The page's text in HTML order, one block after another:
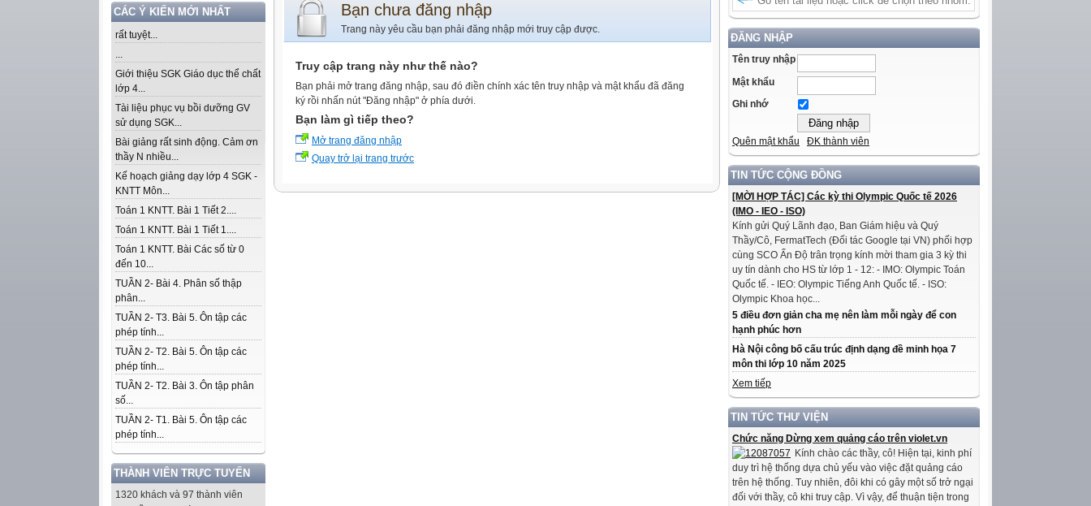
CÁC Ý KIẾN MỚI NHẤT
rất tuyệt...
...
Giới thiệu SGK Giáo dục thể chất
lớp 4...
Tài liệu phục vụ bồi dưỡng GV
sử dụng SGK...
Bài giảng rất sinh động. Cảm ơn
thầy N nhiều...
Kế hoạch giảng dạy lớp 4 SGK -
KNTT Môn...
Toán 1 KNTT. Bài 1 Tiết 2....
Toán 1 KNTT. Bài 1 Tiết 1....
Toán 1 KNTT. Bài Các số từ 0
đến 10...
TUẦN 2- Bài 4. Phân số thập
phân...
TUẦN 2- T3. Bài 5. Ôn tập các
phép tính...
TUẦN 2- T2. Bài 5. Ôn tập các
phép tính...
TUẦN 2- T2. Bài 3. Ôn tập phân
số...
TUẦN 2- T1. Bài 5. Ôn tập các
phép tính...
THÀNH VIÊN TRỰC TUYẾN
1320 khách và 97 thành viên
ĐĂNG NHẬP
Tên truy nhập
Mật khẩu
Ghi nhớ
Quên mật khẩu ĐK thành viên
TIN TỨC CỘNG ĐỒNG
[MỜI HỢP TÁC] Các kỳ thi Olympic Quốc tế 2026
(IMO - IEO - ISO)
Kính gửi Quý Lãnh đạo, Ban Giám hiệu và Quý
Thầy/Cô, FermatTech (Đối tác Google tại VN) phối hợp
cùng SCO Ấn Độ trân trọng kính mời tham gia 3 kỳ thi
uy tín dành cho HS từ lớp 1 - 12: - IMO: Olympic Toán
Quốc tế. - IEO: Olympic Tiếng Anh Quốc tế. - ISO:
Olympic Khoa học...
5 điều đơn giản cha mẹ nên làm mỗi ngày để con
hạnh phúc hơn
Hà Nội công bố cấu trúc định dạng đề minh họa 7
môn thi lớp 10 năm 2025
Xem tiếp
TIN TỨC THƯ VIỆN
Chức năng Dừng xem quảng cáo trên violet.vn
Kính chào các thầy, cô! Hiện tại, kinh phí
duy trì hệ thống dựa chủ yếu vào việc đặt quảng cáo
trên hệ thống. Tuy nhiên, đôi khi có gây một số trở ngại
đối với thầy, cô khi truy cập. Vì vậy, để thuận tiện trong
Bạn chưa đăng nhập
Trang này yêu cầu bạn phải đăng nhập mới truy cập được.
Truy cập trang này như thế nào?
Bạn phải mở trang đăng nhập, sau đó điền chính xác tên truy nhập và mật khẩu đã đăng
ký rồi nhấn nút "Đăng nhập" ở phía dưới.
Bạn làm gì tiếp theo?
Mở trang đăng nhập
Quay trở lại trang trước